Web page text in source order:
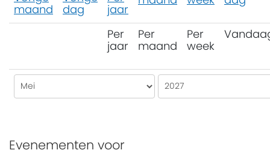
Per
jaar
Per
maand
Per
week
Evenementen voor